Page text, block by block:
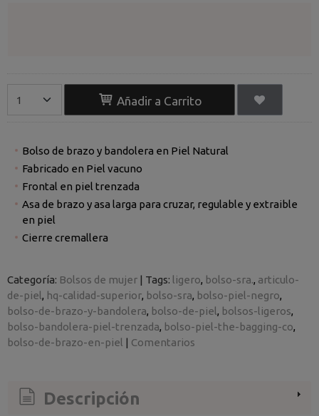
Añadir a Carrito
Bolso de brazo y bandolera en Piel Natural
Fabricado en Piel vacuno
Frontal en piel trenzada
Asa de brazo y asa larga para cruzar, regulable y extraible
en piel
Cierre cremallera
Categoría: Bolsos de mujer | Tags: ligero bolso-sra. articulo-
de-piel
hq-calidad-superior bolso-sra bolso-piel-negro
bolso-de-brazo-y-bandolera bolso-de-piel
bolsos-ligeros
bolso-bandolera-piel-trenzada bolso-piel-the-bagging-co
bolso-de-brazo-en-piel | Comentarios
Descripción